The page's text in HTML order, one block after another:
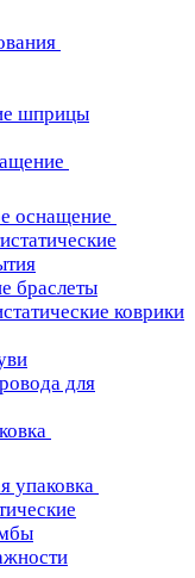
шприцы
оснащение
браслеты
коврики
для
упаковка